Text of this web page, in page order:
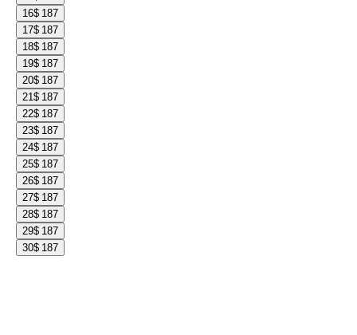
16$ 187
17$ 187
18$ 187
19$ 187
20$ 187
21$ 187
22$ 187
23$ 187
24$ 187
25$ 187
26$ 187
27$ 187
28$ 187
29$ 187
30$ 187